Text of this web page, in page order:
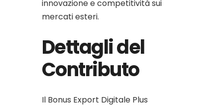
innovazione e competitività sui
mercati esteri.
Dettagli del
Contributo
Il Bonus Export Digitale Plus